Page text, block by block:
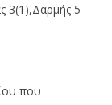
3(1),Δαρμής 5
που